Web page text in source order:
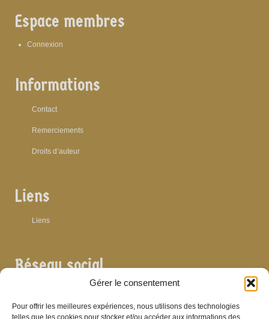
Gérer le consentement
Pour offrir les meilleures expériences, nous utilisons des technologies
telles que les cookies pour stocker et/ou accéder aux informations des
Espace membres
Connexion
Informations
Contact
Remerciements
Droits d’auteur
Liens
Liens
Réseau social